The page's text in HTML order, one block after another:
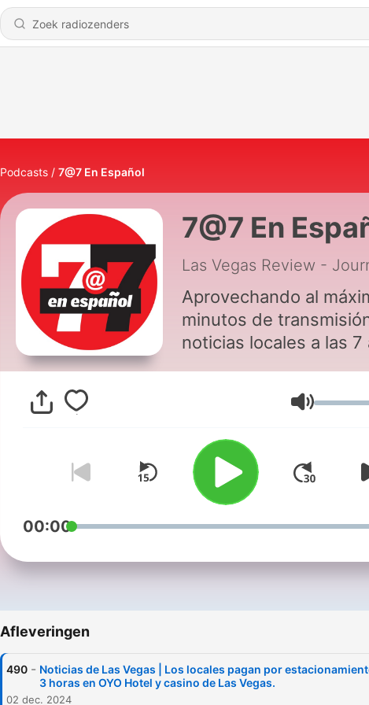
Podcasts 7@7 En Español
7@7 En
Las Vegas Review -
Aprovechando al
minutos de
noticias locales a las 7
Review-Journal.
titulares de noticias,
noticias de última hora
en nuestras
digitales, entregados
fuente de información
Es un enfoque sencillo
para adaptarte a tu
día. Tus noticias, a tu
Volume
00:00
Afleveringen
490 - Noticias de Las Vegas | Los locales pagan por
3 horas en OYO Hotel y casino de Las Vegas.
02 dec. 2024